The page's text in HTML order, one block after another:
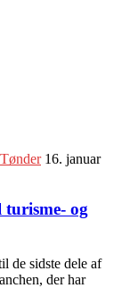
Tønder 16. januar
og
de sidste dele af
der har